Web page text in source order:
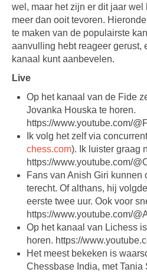
wel, maar het zijn er dit jaar
meer dan ooit tevoren.
te maken van de populairste
aanvulling hebt reageer gerust,
kanaal kunt aanbevelen.
Live
Op het kanaal van de Fide
Jovanka Houska te horen.
https://www.youtube.com/
Ik volg het zelf via
chess.com). Ik luister graag
https://www.youtube.com/
Fans van Anish Giri kunnen
terecht. Of althans, hij
eerste twee uur. Ook voor
https://www.youtube.com/
Op het kanaal van Lichess
horen. https://
Het meest bekeken is
Chessbase India, met